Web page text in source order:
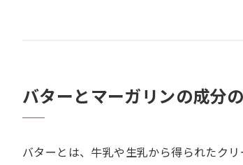
バターとマーガリンの成分
バターとは、牛乳や生乳から得られたク